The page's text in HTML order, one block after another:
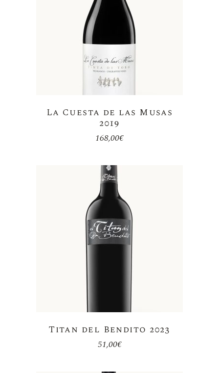
La Cuesta de las Musas
2019
168,00€
Titan del Bendito 2023
51,00€